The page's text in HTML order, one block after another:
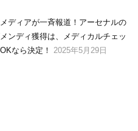
ディアが一斉報道！アーセナルの
ンディ獲得は、メディカルチェッ
なら決定！
2025年5月29日